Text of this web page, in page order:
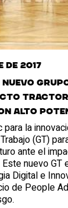
de 2017
nuevo
tractor
alto
para la
(GT)
ante el
nuevo GT
Digital e
de People